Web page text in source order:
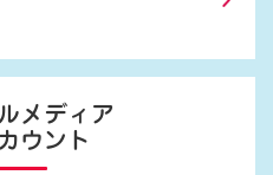
メディア
ウント